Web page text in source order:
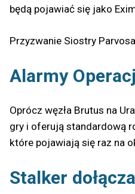
będą pojawiać się jako
Przyzwanie Siostry
Alarmy
Oprócz węzła Brutus na
gry i oferują standardową
które pojawiają się raz na
Stalker